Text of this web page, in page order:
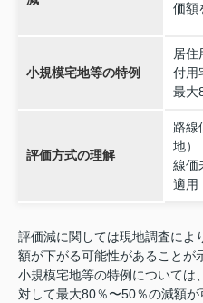
価額
小規模宅地等の特例
居住
付用
最大
評価方式の理解
路線
地）
線価
適用
評価減に関しては現地調査によ
額が下がる可能性があることが
小規模宅地等の特例については
対して最大80％〜50％の減額